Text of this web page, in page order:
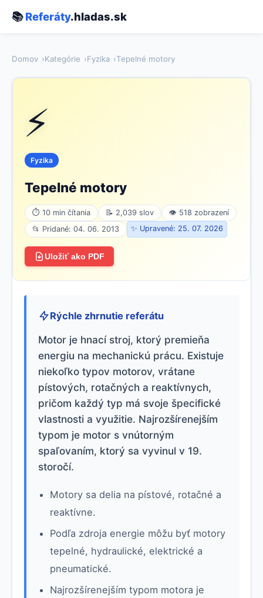
📚Referáty.hladas.sk
Domov Kategórie Fyzika Tepelné motory
⚡
Fyzika
Tepelné motory
⏱ 10 min čítania 📝 2,039 slov
👁 518 zobrazení
📂 Pridané: 04. 06. 2013
✨ Upravené: 25. 07. 2026
Uložiť ako PDF
Rýchle zhrnutie referátu
Motor je hnací stroj, ktorý premieňa
energiu na mechanickú prácu. Existuje
niekoľko typov motorov, vrátane
pístových, rotačných a reaktívnych,
pričom každý typ má svoje špecifické
vlastnosti a využitie. Najrozšírenejším
typom je motor s vnútorným
spaľovaním, ktorý sa vyvinul v 19.
storočí.
Motory sa delia na pístové, rotačné a
reaktívne.
Podľa zdroja energie môžu byť motory
tepelné, hydraulické, elektrické a
pneumatické.
Najrozšírenejším typom motora je